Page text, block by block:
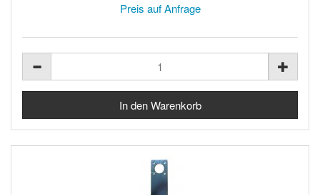
Preis auf Anfrage